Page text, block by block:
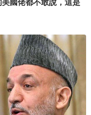
國佬都不敢說，這是